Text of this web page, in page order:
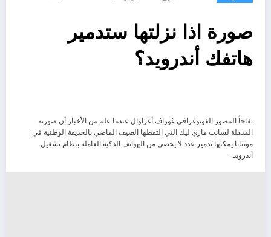
صورة اذا نزلتها ستدمير
هاتفك أندرويد؟
تفاجأ المصور الفوتوغرافي غوراف أغراوال عندما علم من الأخبار أن صورته
المذهلة لسانت ماري ليك التي التقطها الصيف الماضي بالحديقة الوطنية في
مونتانا يمكنها تدمير عدد لا يحصى من الهواتف الذكية العاملة بنظام تشغيل
أندرويد.